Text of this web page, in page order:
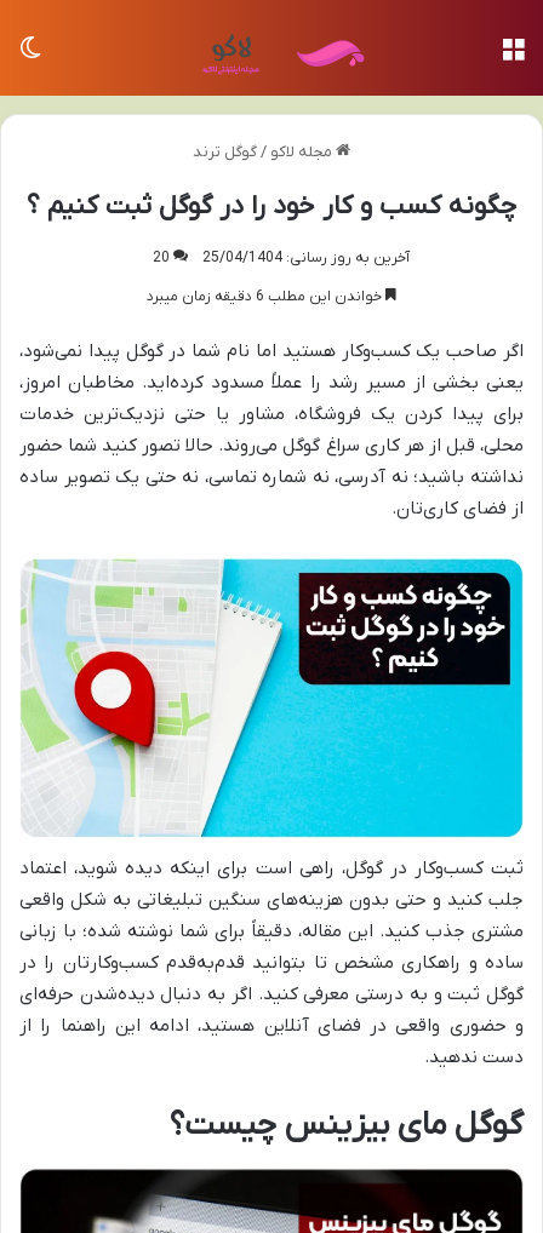
مجله لاکو /گوگل ترند
چگونه کسب و کار خود را در گوگل ثبت کنیم ؟
آخرین به روز رسانی: 25/04/1404
20
خواندن این مطلب 6 دقیقه زمان میبرد
اگر صاحب یک کسب‌وکار هستید اما نام شما در گوگل پیدا نمی‌شود،
یعنی بخشی از مسیر رشد را عملاً مسدود کرده‌اید. مخاطبان امروز،
برای پیدا کردن یک فروشگاه، مشاور یا حتی نزدیک‌ترین خدمات
محلی، قبل از هر کاری سراغ گوگل می‌روند. حالا تصور کنید شما حضور
نداشته باشید؛ نه آدرسی، نه شماره تماسی، نه حتی یک تصویر ساده
از فضای کاری‌تان.
ثبت کسب‌وکار در گوگل، راهی است برای اینکه دیده شوید، اعتماد
جلب کنید و حتی بدون هزینه‌های سنگین تبلیغاتی به شکل واقعی
مشتری جذب کنید. این مقاله، دقیقاً برای شما نوشته شده؛ با زبانی
ساده و راهکاری مشخص تا بتوانید قدم‌به‌قدم کسب‌وکارتان را در
گوگل ثبت و به درستی معرفی کنید. اگر به دنبال دیده‌شدن حرفه‌ای
و حضوری واقعی در فضای آنلاین هستید، ادامه این راهنما را از
دست ندهید.
گوگل مای بیزینس چیست؟